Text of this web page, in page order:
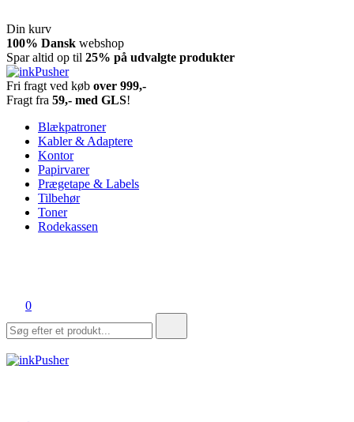
Din kurv
Spring
til
indhold
100% Dansk webshop
Spar altid op til 25% på udvalgte produkter
inkPusher
Leverandør af blækpatroner, kontor artikler og meget mere
Fri fragt ved køb over 999,-
Fragt fra 59,- med GLS!
Blækpatroner
Kabler & Adaptere
Kontor
Papirvarer
Prægetape & Labels
Tilbehør
Toner
Rodekassen
0
efter: